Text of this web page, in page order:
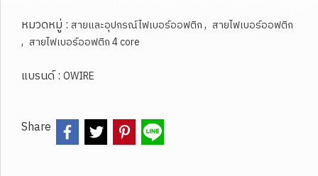
หมวดหมู่ : สายและอุปกรณ์ไฟเบอร์ออฟติก, สายไฟเบอร์ออฟติก
, สายไฟเบอร์ออฟติก 4 core
แบรนด์ : OWIRE
Share